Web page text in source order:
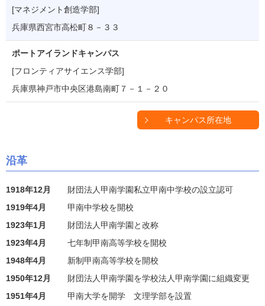
[マネジメント創造学部]
兵庫県西宮市高松町８－３３
ポートアイランドキャンパス
[フロンティアサイエンス学部]
兵庫県神戸市中央区港島南町７－１－２０
キャンパス所在地
沿革
1918年12月
財団法人甲南学園私立甲南中学校の設立認可
1919年4月
甲南中学校を開校
1923年1月
財団法人甲南学園と改称
1923年4月
七年制甲南高等学校を開校
1948年4月
新制甲南高等学校を開校
1950年12月
財団法人甲南学園を学校法人甲南学園に組織変更
1951年4月
甲南大学を開学 文理学部を設置